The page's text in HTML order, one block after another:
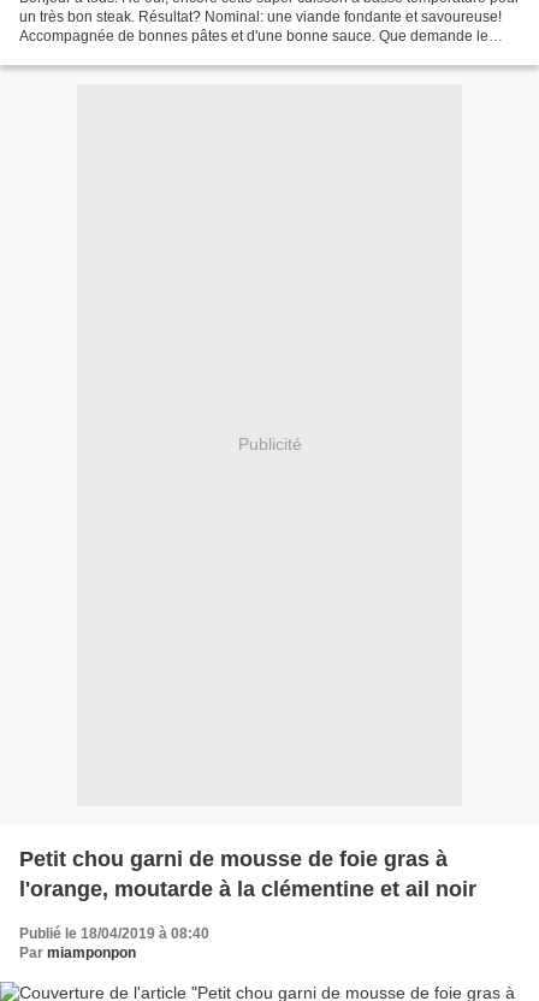
un très bon steak. Résultat? Nominal: une viande fondante et savoureuse!
Accompagnée de bonnes pâtes et d'une bonne sauce. Que demande le
Publicité
Petit chou garni de mousse de foie gras à
l'orange, moutarde à la clémentine et ail noir
Publié le 18/04/2019 à 08:40
Par miamponpon